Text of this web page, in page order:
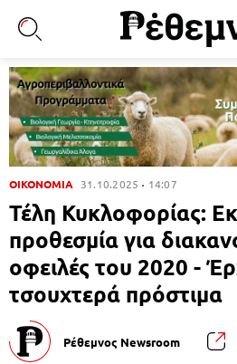
ΟΙΚΟΝΟΜΙΑ 31.10.2025 14:07
Τέλη Κυκλοφορίας:
προθεσμία για
οφειλές του 2020 -
τσουχτερά πρόστιμα
Ρέθεμνος Newsroom